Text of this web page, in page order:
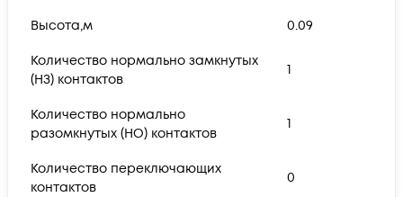
Высота,м 0.09
Количество нормально замкнутых
(НЗ) контактов
1
Количество нормально
разомкнутых (НО) контактов
1
Количество переключающих
контактов
0